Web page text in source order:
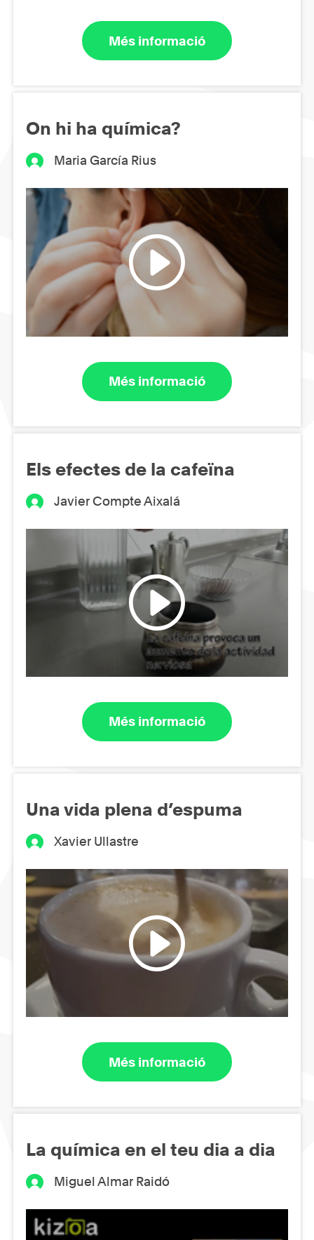
Més informació
On hi ha química?
Maria García Rius
Més informació
Els efectes de la cafeïna
Javier Compte Aixalá
Més informació
Una vida plena d’espuma
Xavier Ullastre
Més informació
La química en el teu dia a dia
Miguel Almar Raidó